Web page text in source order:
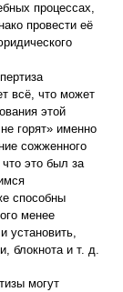
процессах,
провести её
всё, что может
этой
горят» именно
сожженного
это был за
способны
менее
установить,
блокнота и т. д.
могут